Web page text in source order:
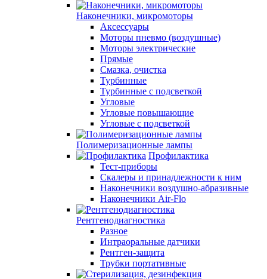
Наконечники, микромоторы
Аксессуары
Моторы пневмо (воздушные)
Моторы электрические
Прямые
Смазка, очистка
Турбинные
Турбинные с подсветкой
Угловые
Угловые повышающие
Угловые с подсветкой
Полимеризационные лампы
Профилактика
Тест-приборы
Скалеры и принадлежности к ним
Наконечники воздушно-абразивные
Наконечники Air-Flo
Рентгенодиагностика
Разное
Интраоральные датчики
Рентген-защита
Трубки портативные